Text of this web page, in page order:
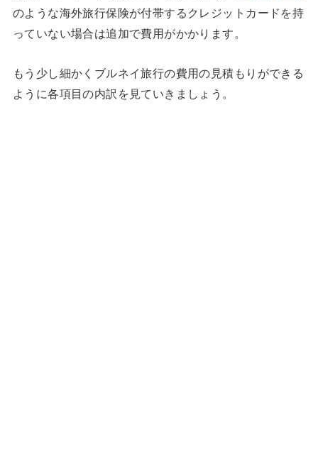
のような海外旅行保険が付帯するクレジットカードを持
っていない場合は追加で費用がかかります。
もう少し細かくブルネイ旅行の費用の見積もりができる
ように各項目の内訳を見ていきましょう。